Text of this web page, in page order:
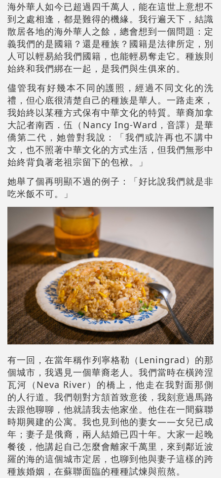
海外華人如今已超過四千萬人，能在這世上意想不
到之處相逢，都是難得的機緣。我行遍天下，結識
散居各地的海外華人之餘，總會想到一個問題：定
義我們的是國籍？還是種族？國籍是法律所定，別
人可以輕易給我們國籍，也能輕易奪走它。種族則
始終和我們綁在一起，是我們與生俱來的。
儘管我有好幾本不同的護照，經過不同文化的洗
禮，但心底很清楚自己的種族是華人。一路走來，
我始終以某種方式保有中華文化的特質。華裔加拿
大記者南西．伍（Nancy Ing-Ward，音譯）是華
僑第二代，她曾對我說：「我們或許再也不講中
文，也不照著中華文化的方式生活，但我們無形中
始終背負著老祖宗留下的包袱。」
她舉了個再明顯不過的例子：「好比說我們就是非
吃米飯不可。」
有一回，在當年稱作列寧格勒（Leningrad）的那
個城市，我遇見一個華裔老人。我們當時在橫跨涅
瓦河（Neva River）的橋上，他走在我對面那側
的人行道。我們朝對方頷首致意後，我刻意過馬路
去跟他聊聊，他就請我去他家坐。他住在一間蘇聯
時期興建的公寓。我也見到他的妻女——女兒已成
年；妻子是俄裔，兩人結婚已四十年。大家一起晚
餐後，他講起自己怎麼會離家千萬里，來到鄰近波
羅的海的這個城市定居，也聊到他與妻子這樣的跨
種族婚姻，在蘇聯面臨的種種試煉與煎熬。